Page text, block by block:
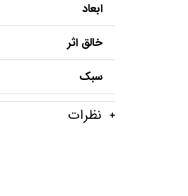
ابعاد
خالق اثر
سبک
نظرات